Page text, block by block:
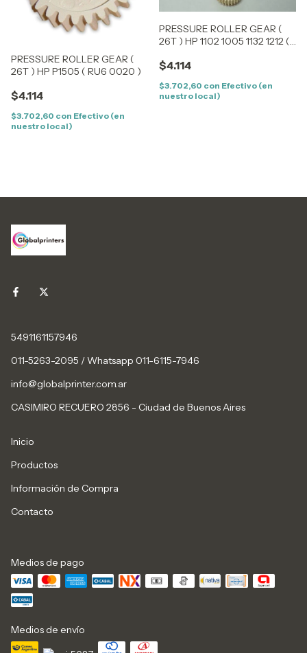
PRESSURE ROLLER GEAR (
26T ) HP P1505 ( RU6 0020 )
$4.114
$3.702,60 con Efectivo (en
nuestro local)
PRESSURE ROLLER GEAR (
26T ) HP 1102 1005 1132 1212 (
$4.114
$3.702,60 con Efectivo (en
nuestro local)
5491161157946
011-5263-2095 / Whatsapp 011-6115-7946
info@globalprinter.com.ar
CASIMIRO RECUERO 2856 - Ciudad de Buenos Aires
Inicio
Productos
Información de Compra
Contacto
Medios de pago
Medios de envío